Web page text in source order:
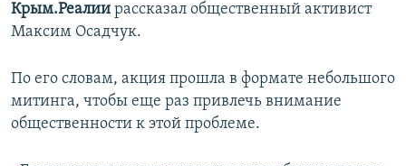
Крым.Реалии рассказал общественный активист
Максим Осадчук.
По его словам, акция прошла в формате небольшого
митинга, чтобы еще раз привлечь внимание
общественности к этой проблеме.